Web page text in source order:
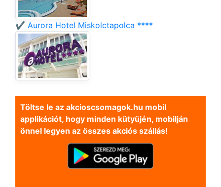
✔️ Aurora Hotel Miskolctapolca ****
Töltse le az akcioscsomagok.hu mobil
applikációt, hogy minden kütyüjén, mobilján
önnel legyen az összes akciós szállás!